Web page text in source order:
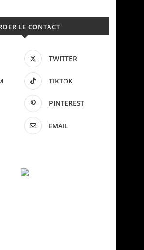
LE CONTACT
TWITTER
TIKTOK
PINTEREST
EMAIL